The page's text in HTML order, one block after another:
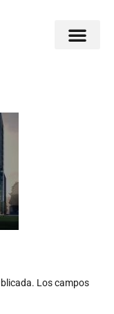
Los campos